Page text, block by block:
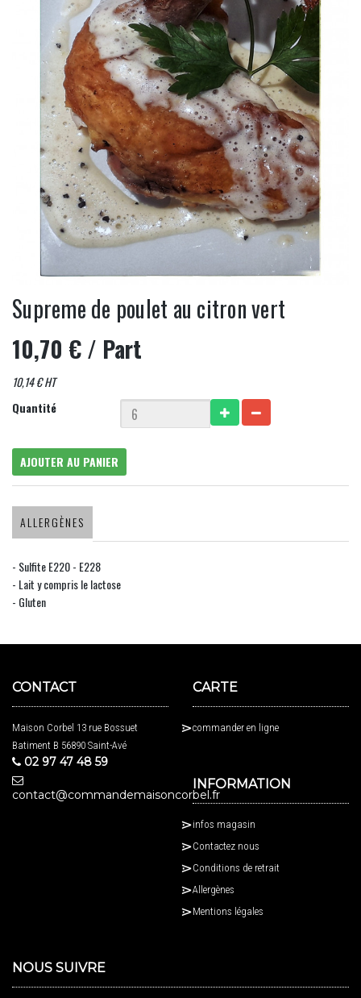
Supreme de poulet au citron vert
10,70 €/ Part
10,14 € HT
Quantité
AJOUTER AU PANIER
ALLERGÈNES
- Sulfite E220 - E228
- Lait y compris le lactose
- Gluten
CONTACT
Maison Corbel 13 rue Bossuet
Batiment B 56890 Saint-Avé
02 97 47 48 59
contact@commandemaisoncorbel.fr
CARTE
commander en ligne
INFORMATION
infos magasin
Contactez nous
Conditions de retrait
Allergènes
Mentions légales
NOUS SUIVRE